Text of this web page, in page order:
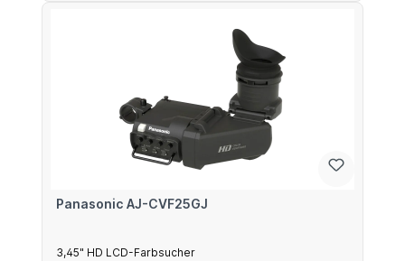
Panasonic AJ-CVF25GJ
3,45" HD LCD-Farbsucher